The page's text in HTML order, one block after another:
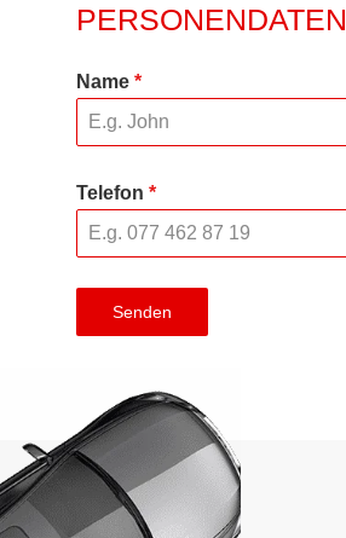
PERSONENDATEN
Name *
Telefon *
Senden